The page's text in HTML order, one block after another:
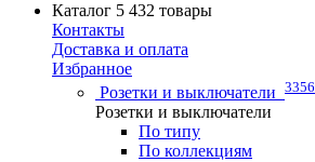
Каталог 5 432 товары
Контакты
Доставка и оплата
Избранное
Розетки и выключатели 3356
Розетки и выключатели
По типу
По коллекциям